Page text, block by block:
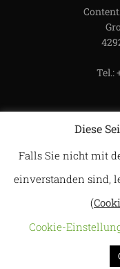
Tel.:
Diese
Falls Sie nicht mit
einverstanden sind,
(
Cookie-